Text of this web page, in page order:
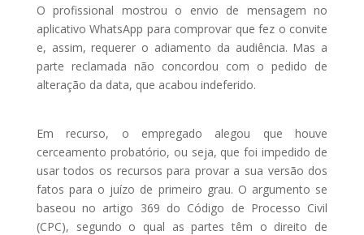
O profissional mostrou o envio de mensagem no
aplicativo WhatsApp para comprovar que fez o convite
e, assim, requerer o adiamento da audiência. Mas a
parte reclamada não concordou com o pedido de
alteração da data, que acabou indeferido.
Em recurso, o empregado alegou que houve
cerceamento probatório, ou seja, que foi impedido de
usar todos os recursos para provar a sua versão dos
fatos para o juízo de primeiro grau. O argumento se
baseou no artigo 369 do Código de Processo Civil
(CPC), segundo o qual as partes têm o direito de